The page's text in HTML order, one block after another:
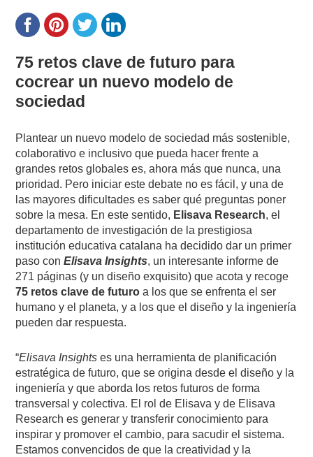
75 retos clave de futuro para
cocrear un nuevo modelo de
sociedad
Plantear un nuevo modelo de sociedad más sostenible,
colaborativo e inclusivo que pueda hacer frente a
grandes retos globales es, ahora más que nunca, una
prioridad. Pero iniciar este debate no es fácil, y una de
las mayores dificultades es saber qué preguntas poner
sobre la mesa. En este sentido, Elisava Research, el
departamento de investigación de la prestigiosa
institución educativa catalana ha decidido dar un primer
paso conElisava Insights, un interesante informe de
271 páginas (y un diseño exquisito) que acota y recoge
75 retos clave de futuroa los que se enfrenta el ser
humano y el planeta, y a los que el diseño y la ingeniería
pueden dar respuesta.
“Elisava Insights es una herramienta de planificación
estratégica de futuro, que se origina desde el diseño y la
ingeniería y que aborda los retos futuros de forma
transversal y colectiva. El rol de Elisava y de Elisava
Research es generar y transferir conocimiento para
inspirar y promover el cambio, para sacudir el sistema.
Estamos convencidos de que la creatividad y la